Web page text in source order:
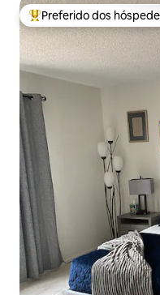
Entre os melhores
Preferido dos